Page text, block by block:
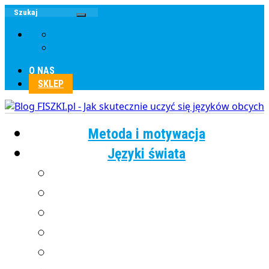
O NAS
SKLEP
Metoda i motywacja
Języki świata